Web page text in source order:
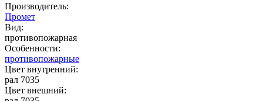
Производитель:
Промет
Вид:
противопожарная
Особенности:
противопожарные
Цвет внутренний:
рал 7035
Цвет внешний: